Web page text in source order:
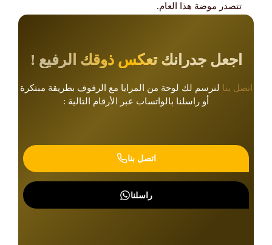
تتصدر موضة هذا العام.
​اجعل جدرانك تعكس ذوقك الرفيع !
اتصل بنا لنرسم لك لوحة من المرايا مع الرفوف بطريقة مبتكرة
أو راسلنا بالواتساب عبر الأرقام التالية :
اتصل بنا
راسلنا